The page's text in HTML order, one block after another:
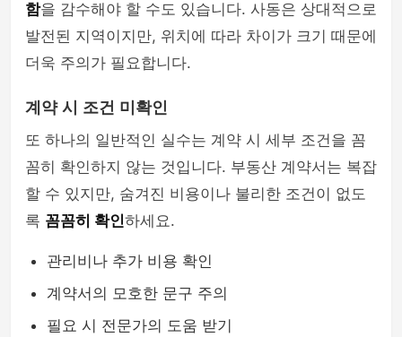
함을 감수해야 할 수도 있습니다. 사동은 상대적으로
발전된 지역이지만, 위치에 따라 차이가 크기 때문에
더욱 주의가 필요합니다.
계약 시 조건 미확인
또 하나의 일반적인 실수는 계약 시 세부 조건을 꼼
꼼히 확인하지 않는 것입니다. 부동산 계약서는 복잡
할 수 있지만, 숨겨진 비용이나 불리한 조건이 없도
록 꼼꼼히 확인하세요.
관리비나 추가 비용 확인
계약서의 모호한 문구 주의
필요 시 전문가의 도움 받기